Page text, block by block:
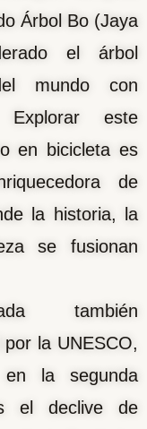
Árbol Bo (Jaya
el árbol
mundo con
Explorar este
en bicicleta es
de
la historia, la
se fusionan
también
la UNESCO,
en la segunda
el declive de